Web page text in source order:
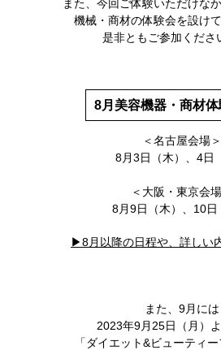
また、今回ご体験いただけな
機械・商材の体験会を設けて
是非ともご参加くださ
8月美容機器・商材
＜名古屋会場＞
8月3日（木）、4日
＜大阪・東京会
8月9日（木）、10日
▶︎8月以降の日程や、詳しい
また、9月には
2023年9月25日（月）
「ダイエット&ビューティー